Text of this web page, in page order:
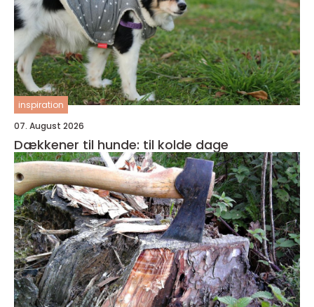
inspiration
07. August 2026
Dækkener til hunde: til kolde dage